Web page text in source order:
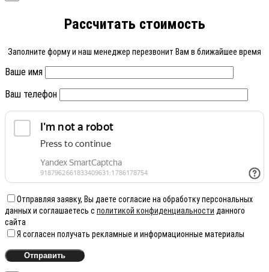
Рассчитать стоимость
Заполните форму и наш менеджер перезвонит Вам в ближайшее время
Ваше имя
Ваш телефон
Отправляя заявку, Вы даете согласие на обработку персональных
данных и соглашаетесь с политикой конфиденциальности данного
сайта
Я согласен получать рекламные и информационные материалы